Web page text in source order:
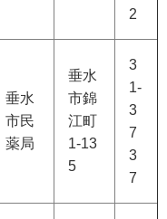
2
垂水
市民
薬局
垂水
市錦
江町
1-13
5
3
1-
3
7
3
7